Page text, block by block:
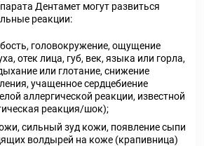
Дентамет могут развиться
реакции:
головокружение, ощущение
отек лица, губ, век, языка или горла,
или глотание, снижение
учащенное сердцебиение
аллергической реакции, известной
реакция/шок);
сильный зуд кожи, появление сыпи
волдырей на коже (крапивница)